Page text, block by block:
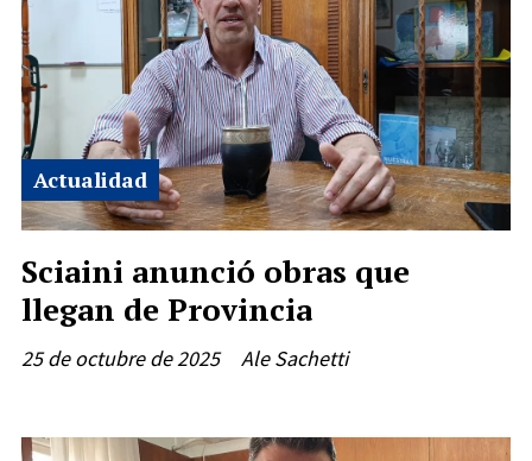
Sciaini anunció obras que
llegan de Provincia
Ale Sachetti
Actualidad
25 de octubre de 2025